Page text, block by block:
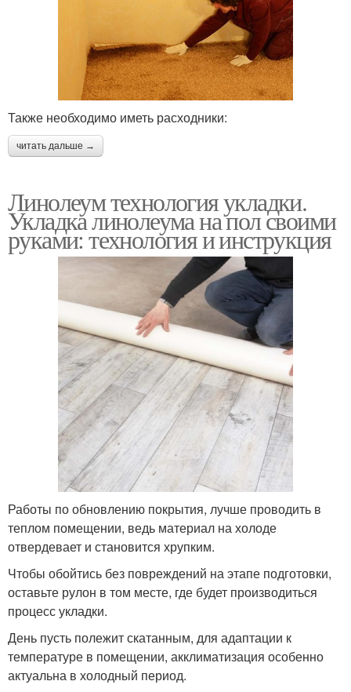
Также необходимо иметь расходники:
читать дальше →
Линолеум технология укладки.
Укладка линолеума на пол своими
руками: технология и инструкция
Работы по обновлению покрытия, лучше проводить в
теплом помещении, ведь материал на холоде
отвердевает и становится хрупким.
Чтобы обойтись без повреждений на этапе подготовки,
оставьте рулон в том месте, где будет производиться
процесс укладки.
День пусть полежит скатанным, для адаптации к
температуре в помещении, акклиматизация особенно
актуальна в холодный период.